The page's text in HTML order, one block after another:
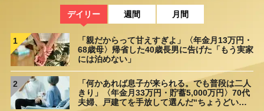
デイリー 週間 月間
1
「親だからって甘えすぎよ」〈年金月13万円・
68歳母〉帰省した40歳長男に告げた「もう実家
には泊めない」
2
「何かあれば息子が来られる。でも普段は二人
きり」〈年金月33万円・貯蓄5,000万円〉70代
夫婦、戸建てを手放して選んだ“ちょうどいい